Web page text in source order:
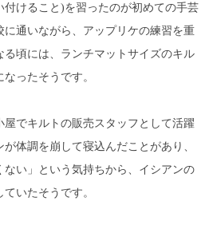
付けること)を習ったのが初めての手芸
通いながら、アップリケの練習を重
る頃には、ランチマットサイズのキル
ったそうです。
屋でキルトの販売スタッフとして活躍
体調を崩して寝込んだことがあり、
ない」という気持ちから、イシアンの
いたそうです。